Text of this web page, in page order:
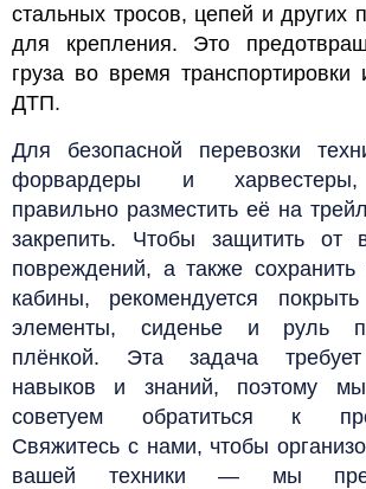
стальных тросов, цепей и других
для крепления. Это
груза во время транспортировки
ДТП.
Для безопасной перевозки
форвардеры и харвестеры,
правильно разместить её на
закрепить. Чтобы защитить от
повреждений, а также сохранить
кабины, рекомендуется
элементы, сиденье и руль
плёнкой. Эта задача
навыков и знаний, поэтому мы
советуем обратиться к
Свяжитесь с нами, чтобы
вашей техники — мы